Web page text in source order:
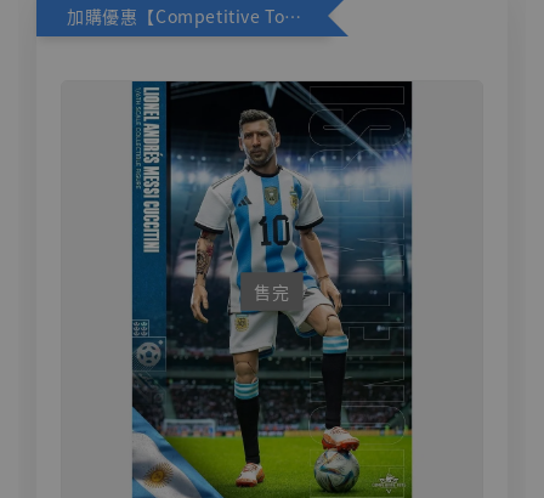
加購優惠【Competitive Toys 梅西 [CM001]】
售完